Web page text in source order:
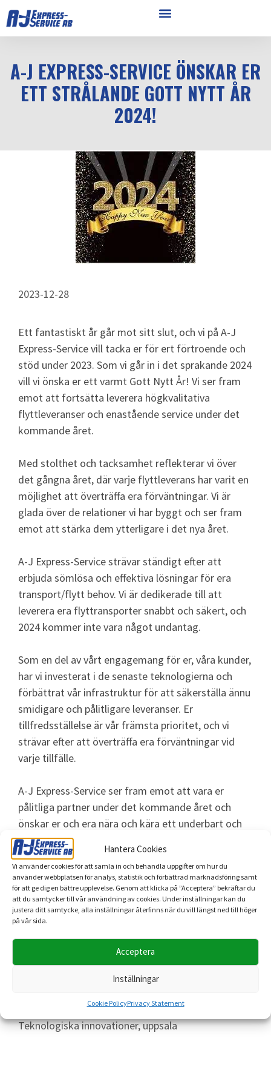
Hantera Cookies
Vi använder cookies för att samla in och behandla uppgifter om hur du
använder webbplatsen för analys, statistik och förbättrad marknadsföring samt
för att ge dig en bättre upplevelse. Genom att klicka på ”Acceptera” bekräftar du
att du samtycker till vår användning av cookies. Under inställningar kan du
justera ditt samtycke, alla inställningar återfinns när du vill längst ned till höger
på vår sida.
Acceptera
Inställningar
Cookie PolicyPrivacy Statement
A-J EXPRESS-SERVICE ÖNSKAR ER
ETT STRÅLANDE GOTT NYTT ÅR
2024!
2023-12-28
Ett fantastiskt år går mot sitt slut, och vi på A-J
Express-Service vill tacka er för ert förtroende och
stöd under 2023. Som vi går in i det sprakande 2024
vill vi önska er ett varmt Gott Nytt År! Vi ser fram
emot att fortsätta leverera högkvalitativa
flyttleveranser och enastående service under det
kommande året.
Med stolthet och tacksamhet reflekterar vi över
det gångna året, där varje flyttleverans har varit en
möjlighet att överträffa era förväntningar. Vi är
glada över de relationer vi har byggt och ser fram
emot att stärka dem ytterligare i det nya året.
A-J Express-Service strävar ständigt efter att
erbjuda sömlösa och effektiva lösningar för era
transport/flytt behov. Vi är dedikerade till att
leverera era flyttransporter snabbt och säkert, och
2024 kommer inte vara något undantag.
Som en del av vårt engagemang för er, våra kunder,
har vi investerat i de senaste teknologierna och
förbättrat vår infrastruktur för att säkerställa ännu
smidigare och pålitligare leveranser. Er
tillfredsställelse är vår främsta prioritet, och vi
strävar efter att överträffa era förväntningar vid
varje tillfälle.
A-J Express-Service ser fram emot att vara er
pålitliga partner under det kommande året och
önskar er och era nära och kära ett underbart och
framgångsrikt 2024. Tack för att ni valde oss som
er föredragna leveranspartner utav flyttjänster.
Gott Nytt År från oss på A-J Express-Service – där
varje leverans är en upplevelse!
flytt,flyttfirma
stockholm,flyttkartonger,företagsflytt,Gott Nytt
Högkvalitativa leveranser
Kundtillfredsställelse.,Säkra leveranser
Teknologiska innovationer,uppsala